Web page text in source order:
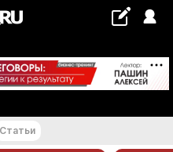
°С
Статьи